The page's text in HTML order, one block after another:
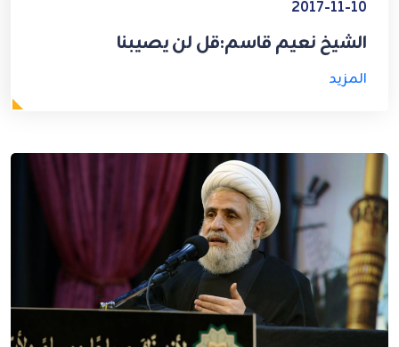
2017-11-10
الشيخ نعيم قاسم:قل لن يصيبنا
المزيد